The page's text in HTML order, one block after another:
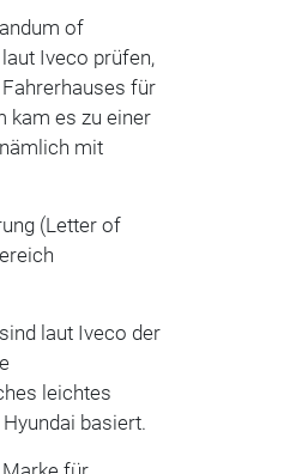
of
Iveco prüfen,
für
kam es zu einer
mit
(Letter of
laut Iveco der
leichtes
basiert.